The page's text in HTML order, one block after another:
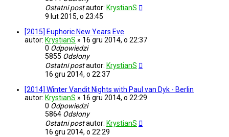
Ostatni postautor: KrystianS
9 lut 2015, o 23:45
[2015] Euphoric New Years Eve
autor: KrystianS » 16 gru 2014, o 22:37
0 Odpowiedzi
5855 Odsłony
Ostatni postautor: KrystianS
16 gru 2014, o 22:37
[2014] Winter Vandit Nights with Paul van Dyk - Berlin
autor: KrystianS » 16 gru 2014, o 22:29
0 Odpowiedzi
5864 Odsłony
Ostatni postautor: KrystianS
16 gru 2014, o 22:29